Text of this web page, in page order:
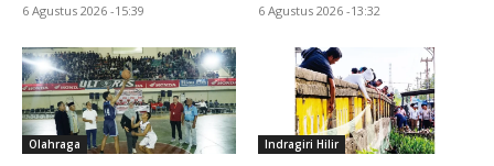
6 Agustus 2026 -15:39 6 Agustus 2026 -13:32
Olahraga Indragiri Hilir